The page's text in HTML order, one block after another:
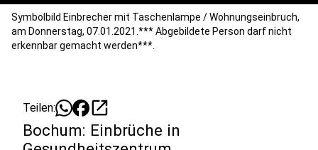
Symbolbild Einbrecher mit Taschenlampe / Wohnungseinbruch,
am Donnerstag, 07.01.2021.*** Abgebildete Person darf nicht
erkennbar gemacht werden***.
Teilen: open_in_new
Bochum: Einbrüche in